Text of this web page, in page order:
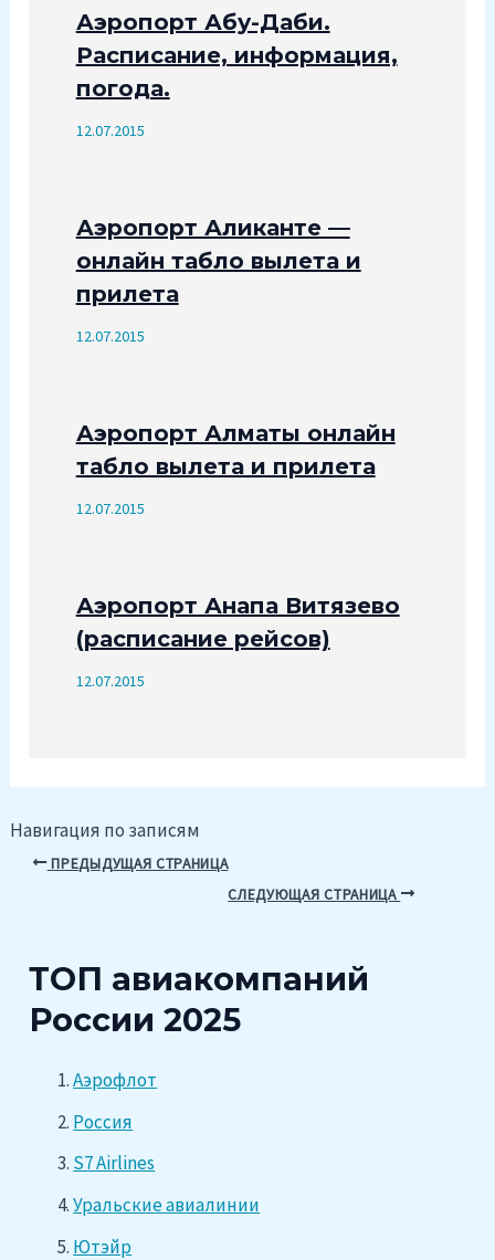
Аэропорт Абу-Даби.
Расписание, информация,
погода.
12.07.2015
Аэропорт Аликанте —
онлайн табло вылета и
прилета
12.07.2015
Аэропорт Алматы онлайн
табло вылета и прилета
12.07.2015
Аэропорт Анапа Витязево
(расписание рейсов)
12.07.2015
Навигация по записям
ПРЕДЫДУЩАЯ СТРАНИЦА
СЛЕДУЮЩАЯ СТРАНИЦА
ТОП авиакомпаний
России 2025
Аэрофлот
Россия
S7 Airlines
Уральские авиалинии
Ютэйр